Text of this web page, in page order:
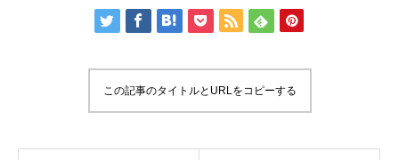
この記事のタイトルとURLをコピーする